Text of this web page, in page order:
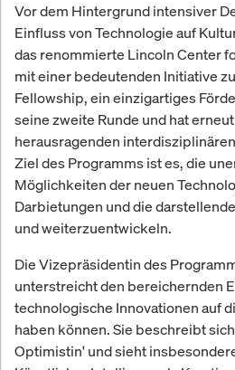
Vor dem Hintergrund intensiver
Einfluss von Technologie auf
das renommierte Lincoln Center
mit einer bedeutenden Initiative
Fellowship, ein einzigartiges
seine zweite Runde und hat
herausragenden
Ziel des Programms ist es, die
Möglichkeiten der neuen
Darbietungen und die
und weiterzuentwickeln.
Die Vizepräsidentin des
unterstreicht den bereichernden
technologische Innovationen auf
haben können. Sie beschreibt
Optimistin' und sieht